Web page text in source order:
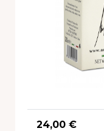
24,00 €